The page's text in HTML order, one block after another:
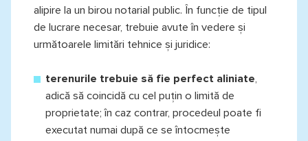
alipire la un birou notarial public. În funcție de tipul
de lucrare necesar, trebuie avute în vedere și
următoarele limitări tehnice și juridice:
terenurile trebuie să fie perfect aliniate
adică să coincidă cu cel puțin o limită de
proprietate; în caz contrar, procedeul poate fi
executat numai după ce se întocmește